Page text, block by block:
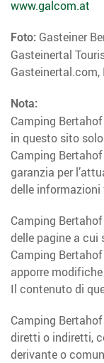
www.galcom.at
Foto: Gasteiner
Gasteinertal
Gasteinertal.com,
Nota:
Camping
in questo sito
Camping
garanzia per
delle
Camping
delle pagine a
Camping
apporre
Il contenuto di
Camping
diretti o indiretti,
derivante o